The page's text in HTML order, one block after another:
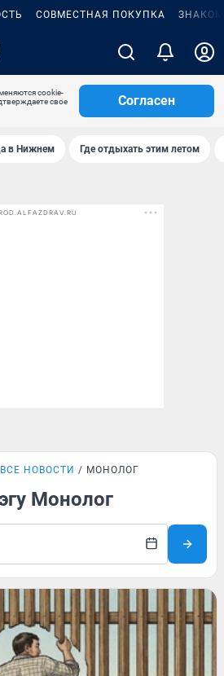
СОВМЕСТНАЯ ПОКУПКА
cookie-
свое
Согласен
в Нижнем Где отдыхать этим летом
ВСЕ НОВОСТИ МОНОЛОГ
Монолог